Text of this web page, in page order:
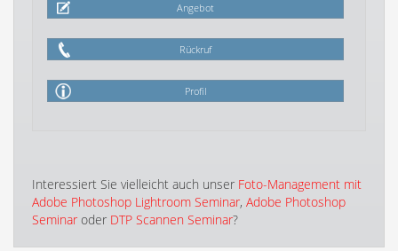
Angebot
Rückruf
Profil
Interessiert Sie vielleicht auch unser Foto-Management mit
Adobe Photoshop Lightroom Seminar, Adobe Photoshop
Seminar oder DTP Scannen Seminar?